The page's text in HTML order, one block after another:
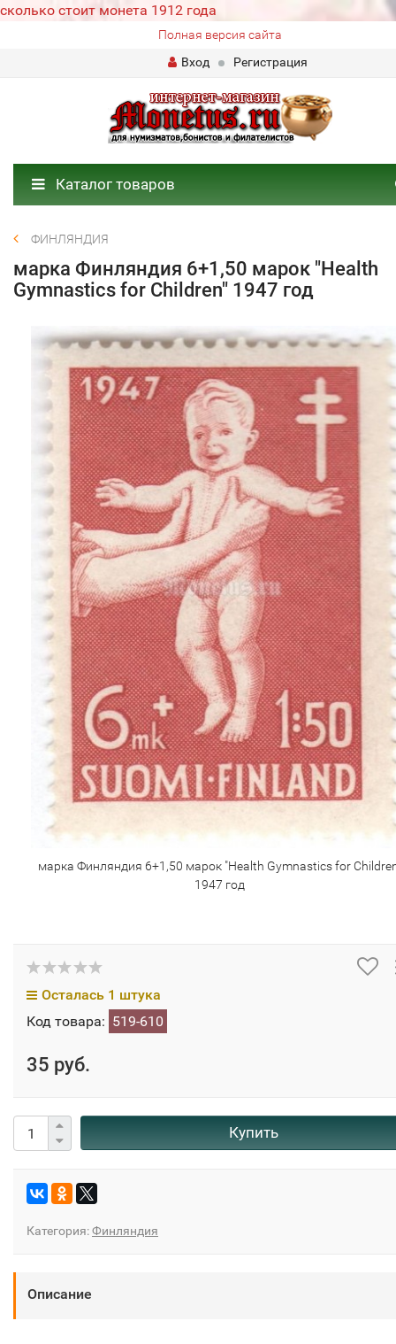
сколько стоит монета 1912 года
Полная версия сайта
Вход
Регистрация
Каталог товаров
ФИНЛЯНДИЯ
марка Финляндия 6+1,50 марок "Health
Gymnastics for Children" 1947 год
марка Финляндия 6+1,50 марок "Health Gymnastics for
1947 год
Осталась 1 штука
Код товара: 519-610
35 руб.
Купить
Категория:Финляндия
Описание